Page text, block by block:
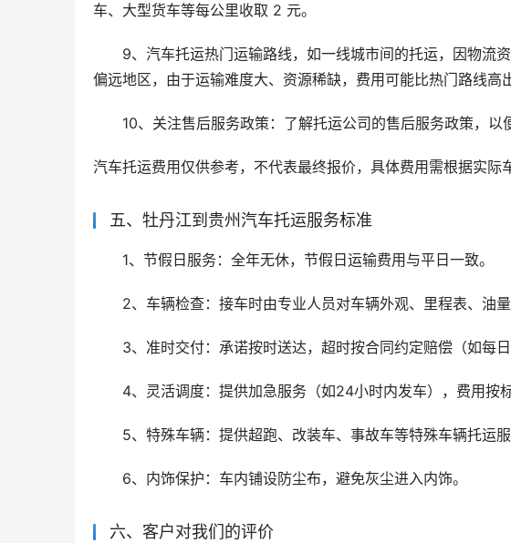
车、大型货车等每公里收取 2 元。
9、汽车托运热门运输路线，如一线城市间的托运，因物流
偏远地区，由于运输难度大、资源稀缺，费用可能比热门路线高
10、关注售后服务政策：了解托运公司的售后服务政策，以
汽车托运费用仅供参考，不代表最终报价，具体费用需根据实际
五、牡丹江到贵州汽车托运服务标准
1、节假日服务：全年无休，节假日运输费用与平日一致。
2、车辆检查：接车时由专业人员对车辆外观、里程表、油
3、准时交付：承诺按时送达，超时按合同约定赔偿（如每日
4、灵活调度：提供加急服务（如24小时内发车），费用按
5、特殊车辆：提供超跑、改装车、事故车等特殊车辆托运服
6、内饰保护：车内铺设防尘布，避免灰尘进入内饰。
六、客户对我们的评价